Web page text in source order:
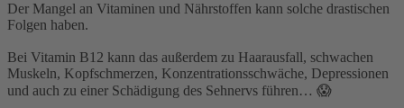
Der Mangel an Vitaminen und Nährstoffen kann solche drastischen
Folgen haben.⁣
Bei Vitamin B12 kann das außerdem zu Haarausfall, schwachen
Muskeln, Kopfschmerzen, Konzentrationsschwäche, Depressionen
und auch zu einer Schädigung des Sehnervs führen… 😱⁣